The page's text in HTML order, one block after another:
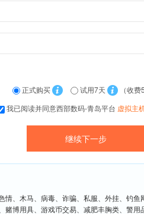
正式购买 试用7天
（收费
我已阅读并同意西部数码-青岛平台 虚拟主
情、木马、病毒、诈骗、私服、外挂、钓
赌博用具、游戏币交易、减肥丰胸类、警